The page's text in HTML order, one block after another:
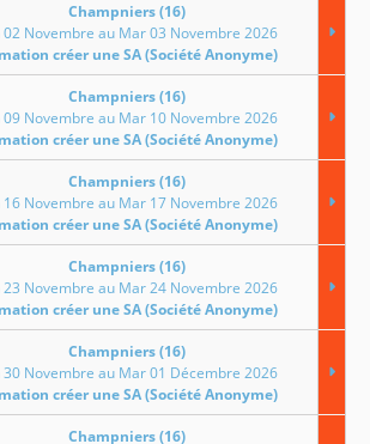
Champniers (16)
02 Novembre au Mar 03 Novembre 2026
créer une SA (Société Anonyme)
Champniers (16)
09 Novembre au Mar 10 Novembre 2026
créer une SA (Société Anonyme)
Champniers (16)
16 Novembre au Mar 17 Novembre 2026
créer une SA (Société Anonyme)
Champniers (16)
23 Novembre au Mar 24 Novembre 2026
créer une SA (Société Anonyme)
Champniers (16)
30 Novembre au Mar 01 Décembre 2026
créer une SA (Société Anonyme)
Champniers (16)